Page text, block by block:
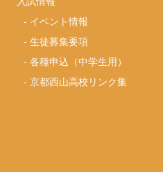
- イベント情報
-生徒募集要項
-各種申込（中学生用）
-京都西山高校リンク集